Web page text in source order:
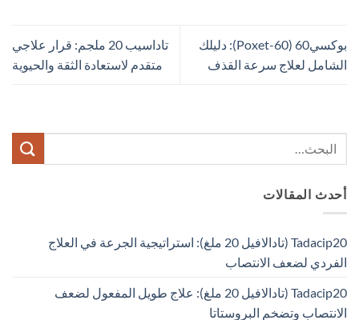
بوكسي60 (Poxet-60): دليلك
الشامل لعلاج سرعة القذف
تاداسيب 20 ملجم: قرار علاجي
متقدم لاستعادة الثقة والحيوية
أحدث المقالات
Tadacip20 (تادالافيل 20 ملغ): استراتيجية الجرعة في العلاج
الفردي لضعف الانتصاب
Tadacip20 (تادالافيل 20 ملغ): علاج طويل المفعول لضعف
الانتصاب وتضخم البروستاتا